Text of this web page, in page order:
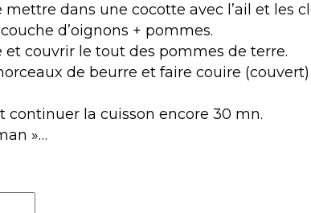
mettre dans une cocotte avec l’ail et les
d’oignons + pommes.
et couvrir le tout des pommes de terre.
de beurre et faire couire
continuer la cuisson encore 30 mn.
»…